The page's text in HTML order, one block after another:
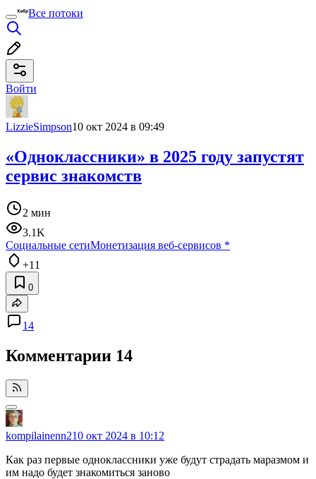
Все потоки
Войти
LizzieSimpson10 окт 2024 в 09:49
«Одноклассники» в 2025 году запустят
сервис знакомств
2 мин
3.1K
Социальные сетиМонетизация веб-сервисов *
+11
0
14
Комментарии 14
kompilainenn210 окт 2024 в 10:12
Как раз первые одноклассники уже будут страдать маразмом и
им надо будет знакомиться заново